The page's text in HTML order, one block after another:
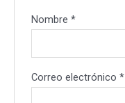
Nombre*
Correo electrónico*